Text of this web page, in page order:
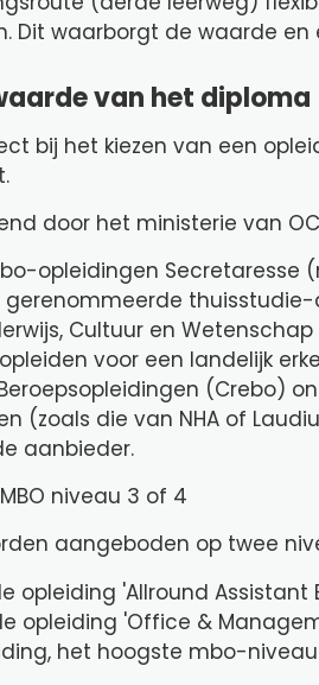
Dit waarborgt de waarde
van het diploma
bij het kiezen van een
door het ministerie van
opleidingen
thuisstudie-
Cultuur en
voor een landelijk
(Crebo)
(zoals die van NHA of
aanbieder.
niveau 3 of 4
aangeboden op twee
opleiding 'Allround Assistant
opleiding 'Office &
het hoogste mbo-